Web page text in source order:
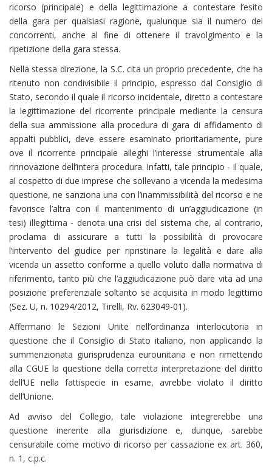
ricorso (principale) e della legittimazione a contestare l’esito
della gara per qualsiasi ragione, qualunque sia il numero dei
concorrenti, anche al fine di ottenere il travolgimento e la
ripetizione della gara stessa.
Nella stessa direzione, la S.C. cita un proprio precedente, che ha
ritenuto non condivisibile il principio, espresso dal Consiglio di
Stato, secondo il quale il ricorso incidentale, diretto a contestare
la legittimazione del ricorrente principale mediante la censura
della sua ammissione alla procedura di gara di affidamento di
appalti pubblici, deve essere esaminato prioritariamente, pure
ove il ricorrente principale alleghi l’interesse strumentale alla
rinnovazione dell’intera procedura. Infatti, tale principio - il quale,
al cospetto di due imprese che sollevano a vicenda la medesima
questione, ne sanziona una con l’inammissibilità del ricorso e ne
favorisce l’altra con il mantenimento di un’aggiudicazione (in
tesi) illegittima - denota una crisi del sistema che, al contrario,
proclama di assicurare a tutti la possibilità di provocare
l’intervento del giudice per ripristinare la legalità e dare alla
vicenda un assetto conforme a quello voluto dalla normativa di
riferimento, tanto più che l’aggiudicazione può dare vita ad una
posizione preferenziale soltanto se acquisita in modo legittimo
(Sez. U, n. 10294/2012, Tirelli, Rv. 623049-01).
Affermano le Sezioni Unite nell’ordinanza interlocutoria in
questione che il Consiglio di Stato italiano, non applicando la
summenzionata giurisprudenza eurounitaria e non rimettendo
alla CGUE la questione della corretta interpretazione del diritto
dell’UE nella fattispecie in esame, avrebbe violato il diritto
dell’Unione.
Ad avviso del Collegio, tale violazione integrerebbe una
questione inerente alla giurisdizione e, dunque, sarebbe
censurabile come motivo di ricorso per cassazione ex art. 360,
n. 1, c.p.c.